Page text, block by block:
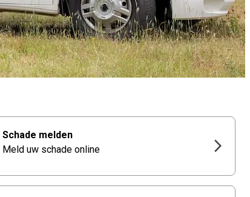
Schade melden
Meld uw schade online